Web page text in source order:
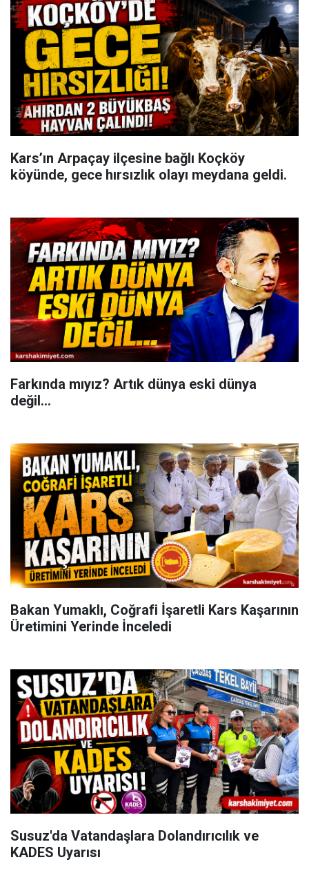
Kars’ın Arpaçay ilçesine bağlı Koçköy
köyünde, gece hırsızlık olayı meydana geldi.
Farkında mıyız? Artık dünya eski dünya
değil...
Bakan Yumaklı, Coğrafi İşaretli Kars Kaşarının
Üretimini Yerinde İnceledi
Susuz'da Vatandaşlara Dolandırıcılık ve
KADES Uyarısı